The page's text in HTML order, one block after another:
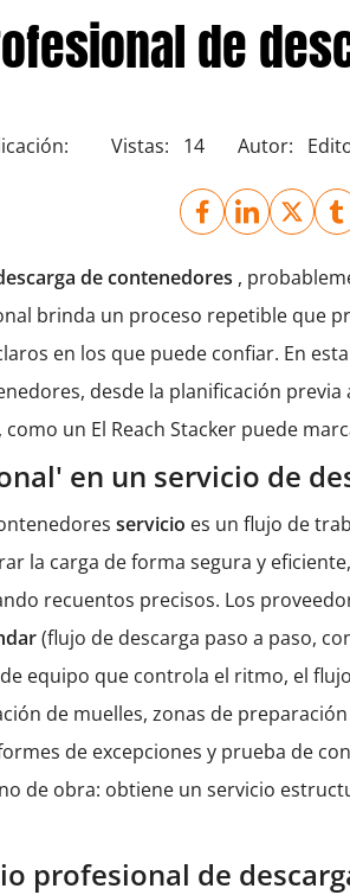
de
Vistas: 14 Autor:
de contenedores ,
brinda un proceso repetible que
en los que puede confiar. En
desde la planificación
como un El Reach Stacker puede
en un servicio de
servicio es un flujo de
la carga de forma segura y
recuentos precisos. Los
(flujo de descarga paso a paso,
equipo que controla el ritmo, el
de muelles, zonas de
de excepciones y prueba de
de obra: obtiene un servicio
profesional de